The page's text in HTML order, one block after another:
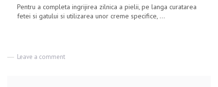
Pentru a completa ingrijirea zilnica a pielii, pe langa curatarea
fetei si gatului si utilizarea unor creme specifice, ...
Leave a comment